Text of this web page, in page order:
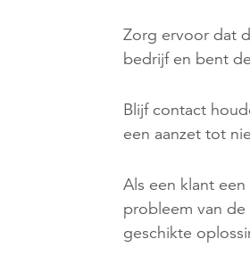
Zorg ervoor dat
bedrijf en bent
Blijf contact
een aanzet tot
Als een klant
probleem van
geschikte